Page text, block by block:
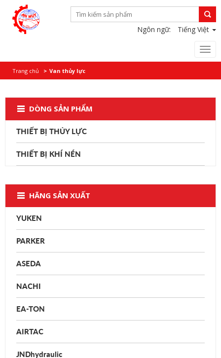
Ngôn ngữ: Tiếng Việt
Trang chủ Van thủy lực
DÒNG SẢN PHẨM
THIẾT BỊ THỦY LỰC
THIẾT BỊ KHÍ NÉN
HÃNG SẢN XUẤT
YUKEN
PARKER
ASEDA
NACHI
EA-TON
AIRTAC
JNDhydraulic